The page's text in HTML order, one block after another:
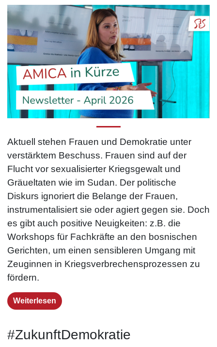
Aktuell stehen Frauen und Demokratie unter
verstärktem Beschuss. Frauen sind auf der
Flucht vor sexualisierter Kriegsgewalt und
Gräueltaten wie im Sudan. Der politische
Diskurs ignoriert die Belange der Frauen,
instrumentalisiert sie oder agiert gegen sie. Doch
es gibt auch positive Neuigkeiten: z.B. die
Workshops für Fachkräfte an den bosnischen
Gerichten, um einen sensibleren Umgang mit
Zeuginnen in Kriegs­verbrechens­prozessen zu
fördern.
Weiterlesen
#ZukunftDemokratie